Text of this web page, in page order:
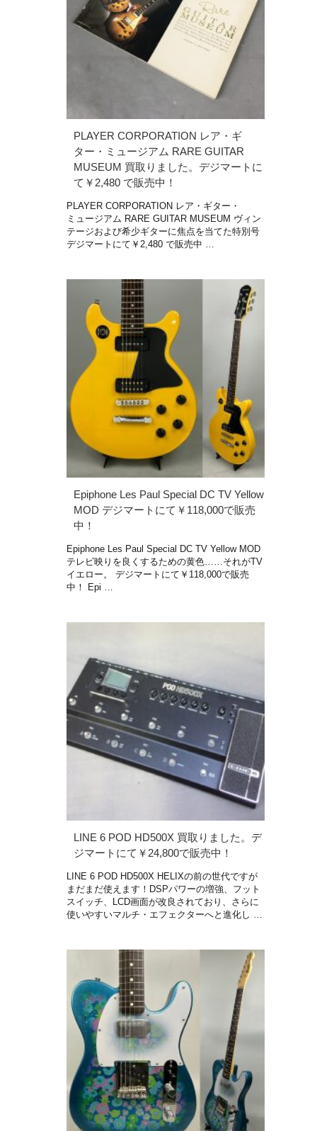
PLAYER CORPORATION レア・ギ
ター・ミュージアム RARE GUITAR
MUSEUM 買取りました。デジマートに
て￥2,480 で販売中！
PLAYER CORPORATION レア・ギター・
ミュージアム RARE GUITAR MUSEUM ヴィン
テージおよび希少ギターに焦点を当てた特別号
デジマートにて￥2,480 で販売中 …
Epiphone Les Paul Special DC TV Yellow
MOD デジマートにて￥118,000で販売
中！
Epiphone Les Paul Special DC TV Yellow MOD
テレビ映りを良くするための黄色……それがTV
イエロー。 デジマートにて￥118,000で販売
中！ Epi …
LINE 6 POD HD500X 買取りました。デ
ジマートにて￥24,800で販売中！
LINE 6 POD HD500X HELIXの前の世代ですが
まだまだ使えます！DSPパワーの増強、フット
スイッチ、LCD画面が改良されており、さらに
使いやすいマルチ・エフェクターへと進化し …